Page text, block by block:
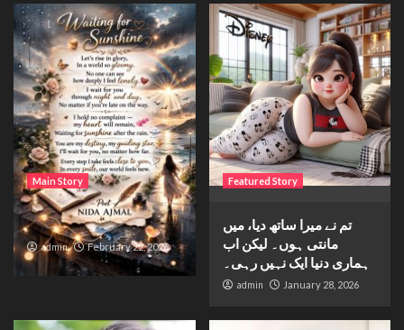
Main Story
Waiting for sunshine
admin February 22, 2026
Featured Story
تم نے میرا ساتھ دیا، میں
مانتی ہوں۔ لیکن اب
ہماری دنیا ایک نہیں رہی۔
admin January 28, 2026